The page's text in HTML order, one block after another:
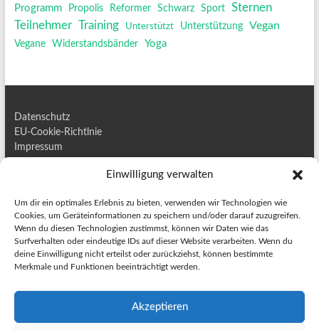
Einwilligung verwalten
Um dir ein optimales Erlebnis zu bieten, verwenden wir Technologien wie
Cookies, um Geräteinformationen zu speichern und/oder darauf zuzugreifen.
Wenn du diesen Technologien zustimmst, können wir Daten wie das
Surfverhalten oder eindeutige IDs auf dieser Website verarbeiten. Wenn du
deine Einwilligung nicht erteilst oder zurückziehst, können bestimmte
Merkmale und Funktionen beeinträchtigt werden.
Akzeptieren
Programm Propolis Reformer Schwarz Sport Sternen
Teilnehmer Training Unterstützt Unterstützung Vegan
Vegane Widerstandsbänder Yoga
Datenschutz
EU-Cookie-Richtlnie
Impressum
BESUCHER
6
6 2
2 5
5 2
2 8
8 5
5